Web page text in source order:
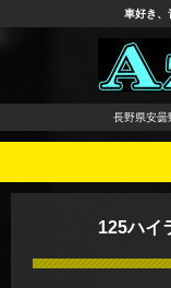
長野
イー
ー
車好き、
長野県安
125ハ